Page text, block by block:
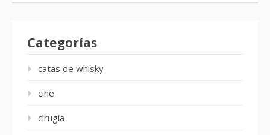
Categorías
catas de whisky
cine
cirugía